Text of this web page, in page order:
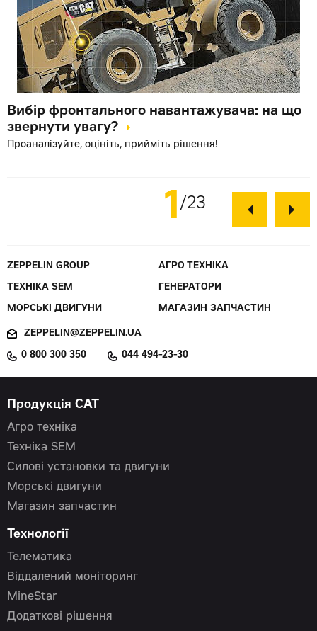
Вибір фронтального навантажувача: на що
звернути увагу?
Проаналізуйте, оцініть, прийміть рішення!
1 23
ZEPPELIN GROUP АГРО ТЕХНІКА
ТЕХНІКА SEM ГЕНЕРАТОРИ
МОРСЬКІ ДВИГУНИ МАГАЗИН ЗАПЧАСТИН
ZEPPELIN@ZEPPELIN.UA
0 800 300 350 044 494-23-30
Продукція CAT
Агро техніка
Техніка SEM
Силові установки та двигуни
Морські двигуни
Магазин запчастин
Технології
Телематика
Віддалений моніторинг
MineStar
Додаткові рішення